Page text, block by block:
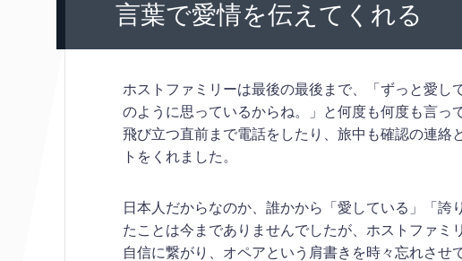
言葉で愛情を伝えてくれる
ホストファミリーは最後の最後まで、「ずっと愛し
のように思っているからね。」と何度も何度も言っ
飛び立つ直前まで電話をしたり、旅中も確認の連絡
トをくれました。
日本人だからなのか、誰かから「愛している」「
たことは今までありませんでしたが、ホストファミ
自信に繋がり、オペアという肩書きを時々忘れさせ